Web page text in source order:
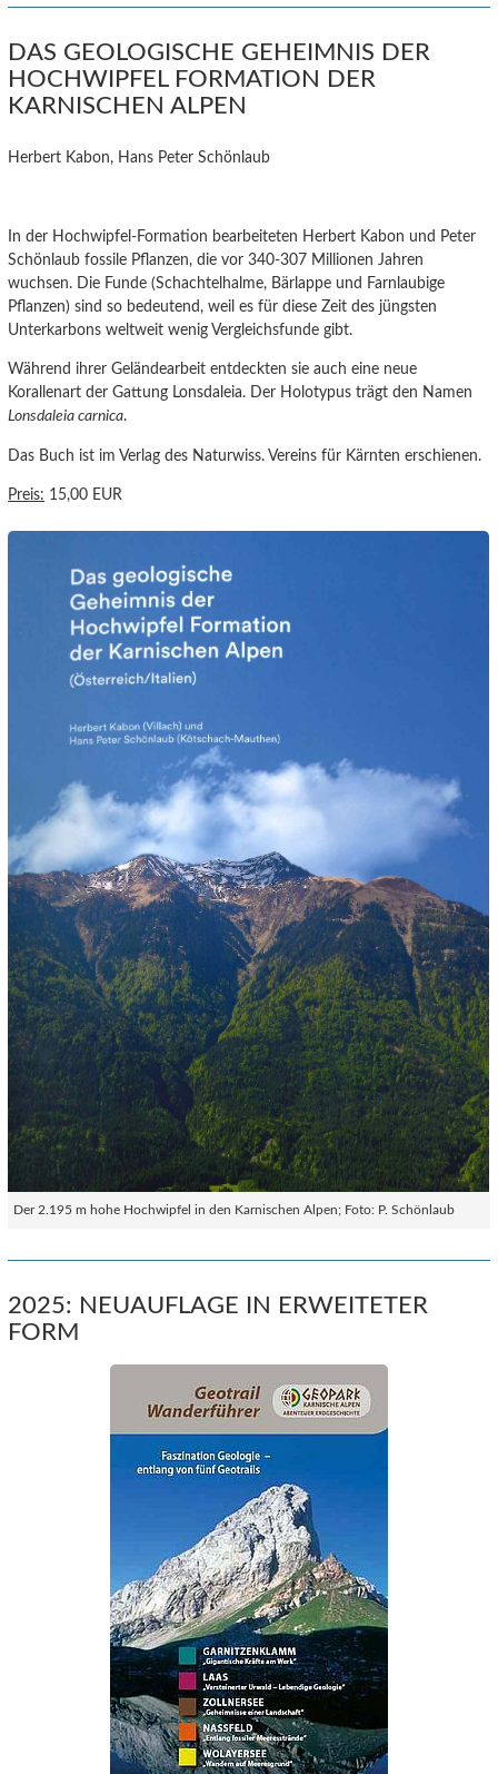
DAS GEOLOGISCHE GEHEIMNIS DER
HOCHWIPFEL FORMATION DER
KARNISCHEN ALPEN
Der 2.195 m hohe Hochwipfel in den Karnischen Alpen; Foto: P. Schönlaub
Herbert Kabon, Hans Peter Schönlaub
In der Hochwipfel-Formation bearbeiteten Herbert Kabon und Peter
Schönlaub fossile Pflanzen, die vor 340-307 Millionen Jahren
wuchsen. Die Funde (Schachtelhalme, Bärlappe und Farnlaubige
Pflanzen) sind so bedeutend, weil es für diese Zeit des jüngsten
Unterkarbons weltweit wenig Vergleichsfunde gibt.
Während ihrer Geländearbeit entdeckten sie auch eine neue
Korallenart der Gattung Lonsdaleia. Der Holotypus trägt den Namen
Lonsdaleia carnica.
Das Buch ist im Verlag des Naturwiss. Vereins für Kärnten erschienen.
Preis: 15,00 EUR
2025: NEUAUFLAGE IN ERWEITETER
FORM